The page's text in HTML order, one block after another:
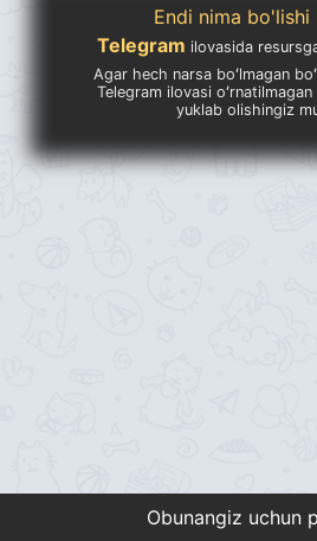
Endi nima bo'lishi
Telegram ilovasida
Agar hech narsa boʻlmagan
Telegram ilovasi oʻrnatilmagan
yuklab olishingiz
Obunangiz uchun